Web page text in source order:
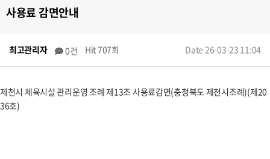
사용료 감면안내
최고관리자 0건 Hit 707회 Date 26-03-23 11:04
제천시 체육시설 관리운영 조례 제13조 사용료감면(충청북도 제천시조례)(제20
36호)